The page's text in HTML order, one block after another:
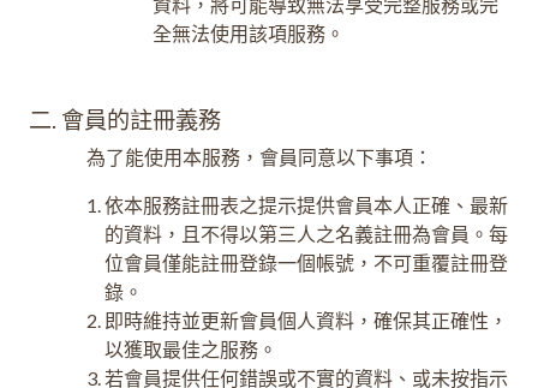
全無法使用該項服務。
二. 會員的註冊義務
為了能使用本服務，會員同意以下事項：
依本服務註冊表之提示提供會員本人正確、最新
的資料，且不得以第三人之名義註冊為會員。每
位會員僅能註冊登錄一個帳號，不可重覆註冊登
錄。
即時維持並更新會員個人資料，確保其正確性，
以獲取最佳之服務。
若會員提供任何錯誤或不實的資料、或未按指示